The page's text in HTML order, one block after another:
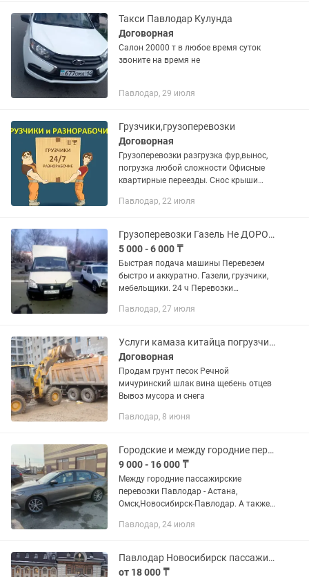
Такси Павлодар Кулунда
Договорная
Салон 20000 т в любое время суток
звоните на время не
Павлодар, 29 июля
Грузчики,грузоперевозки
Договорная
Грузоперевозки разгрузка фур,вынос,
погрузка любой сложности Офисные
квартирные переезды. Снос крыши
демонтаж,кровля Уборка территории ,
Павлодар, 22 июля
Грузоперевозки Газель Не ДОРОГО
5 000 - 6 000 ₸
Быстрая подача машины Перевезем
быстро и аккуратно. Газели, грузчики,
мебельщики. 24 ч Перевозки
Павлодар, так же междугородние
Павлодар, 27 июля
Услуги камаза китайца погрузчик Расчистка снега вывоза мусора Грузоперевоз
Договорная
Продам грунт песок Речной
мичуринский шлак вина щебень отцев
Вывоз мусора и снега
Павлодар, 8 июня
Городские и между городние перевозки
9 000 - 16 000 ₸
Между городние пассажирские
перевозки Павлодар - Астана,
Омск,Новосибирск-Павлодар. А также
Павлодар, 24 июля
Павлодар Новосибирск пассажирские перевозки
от 18 000 ₸